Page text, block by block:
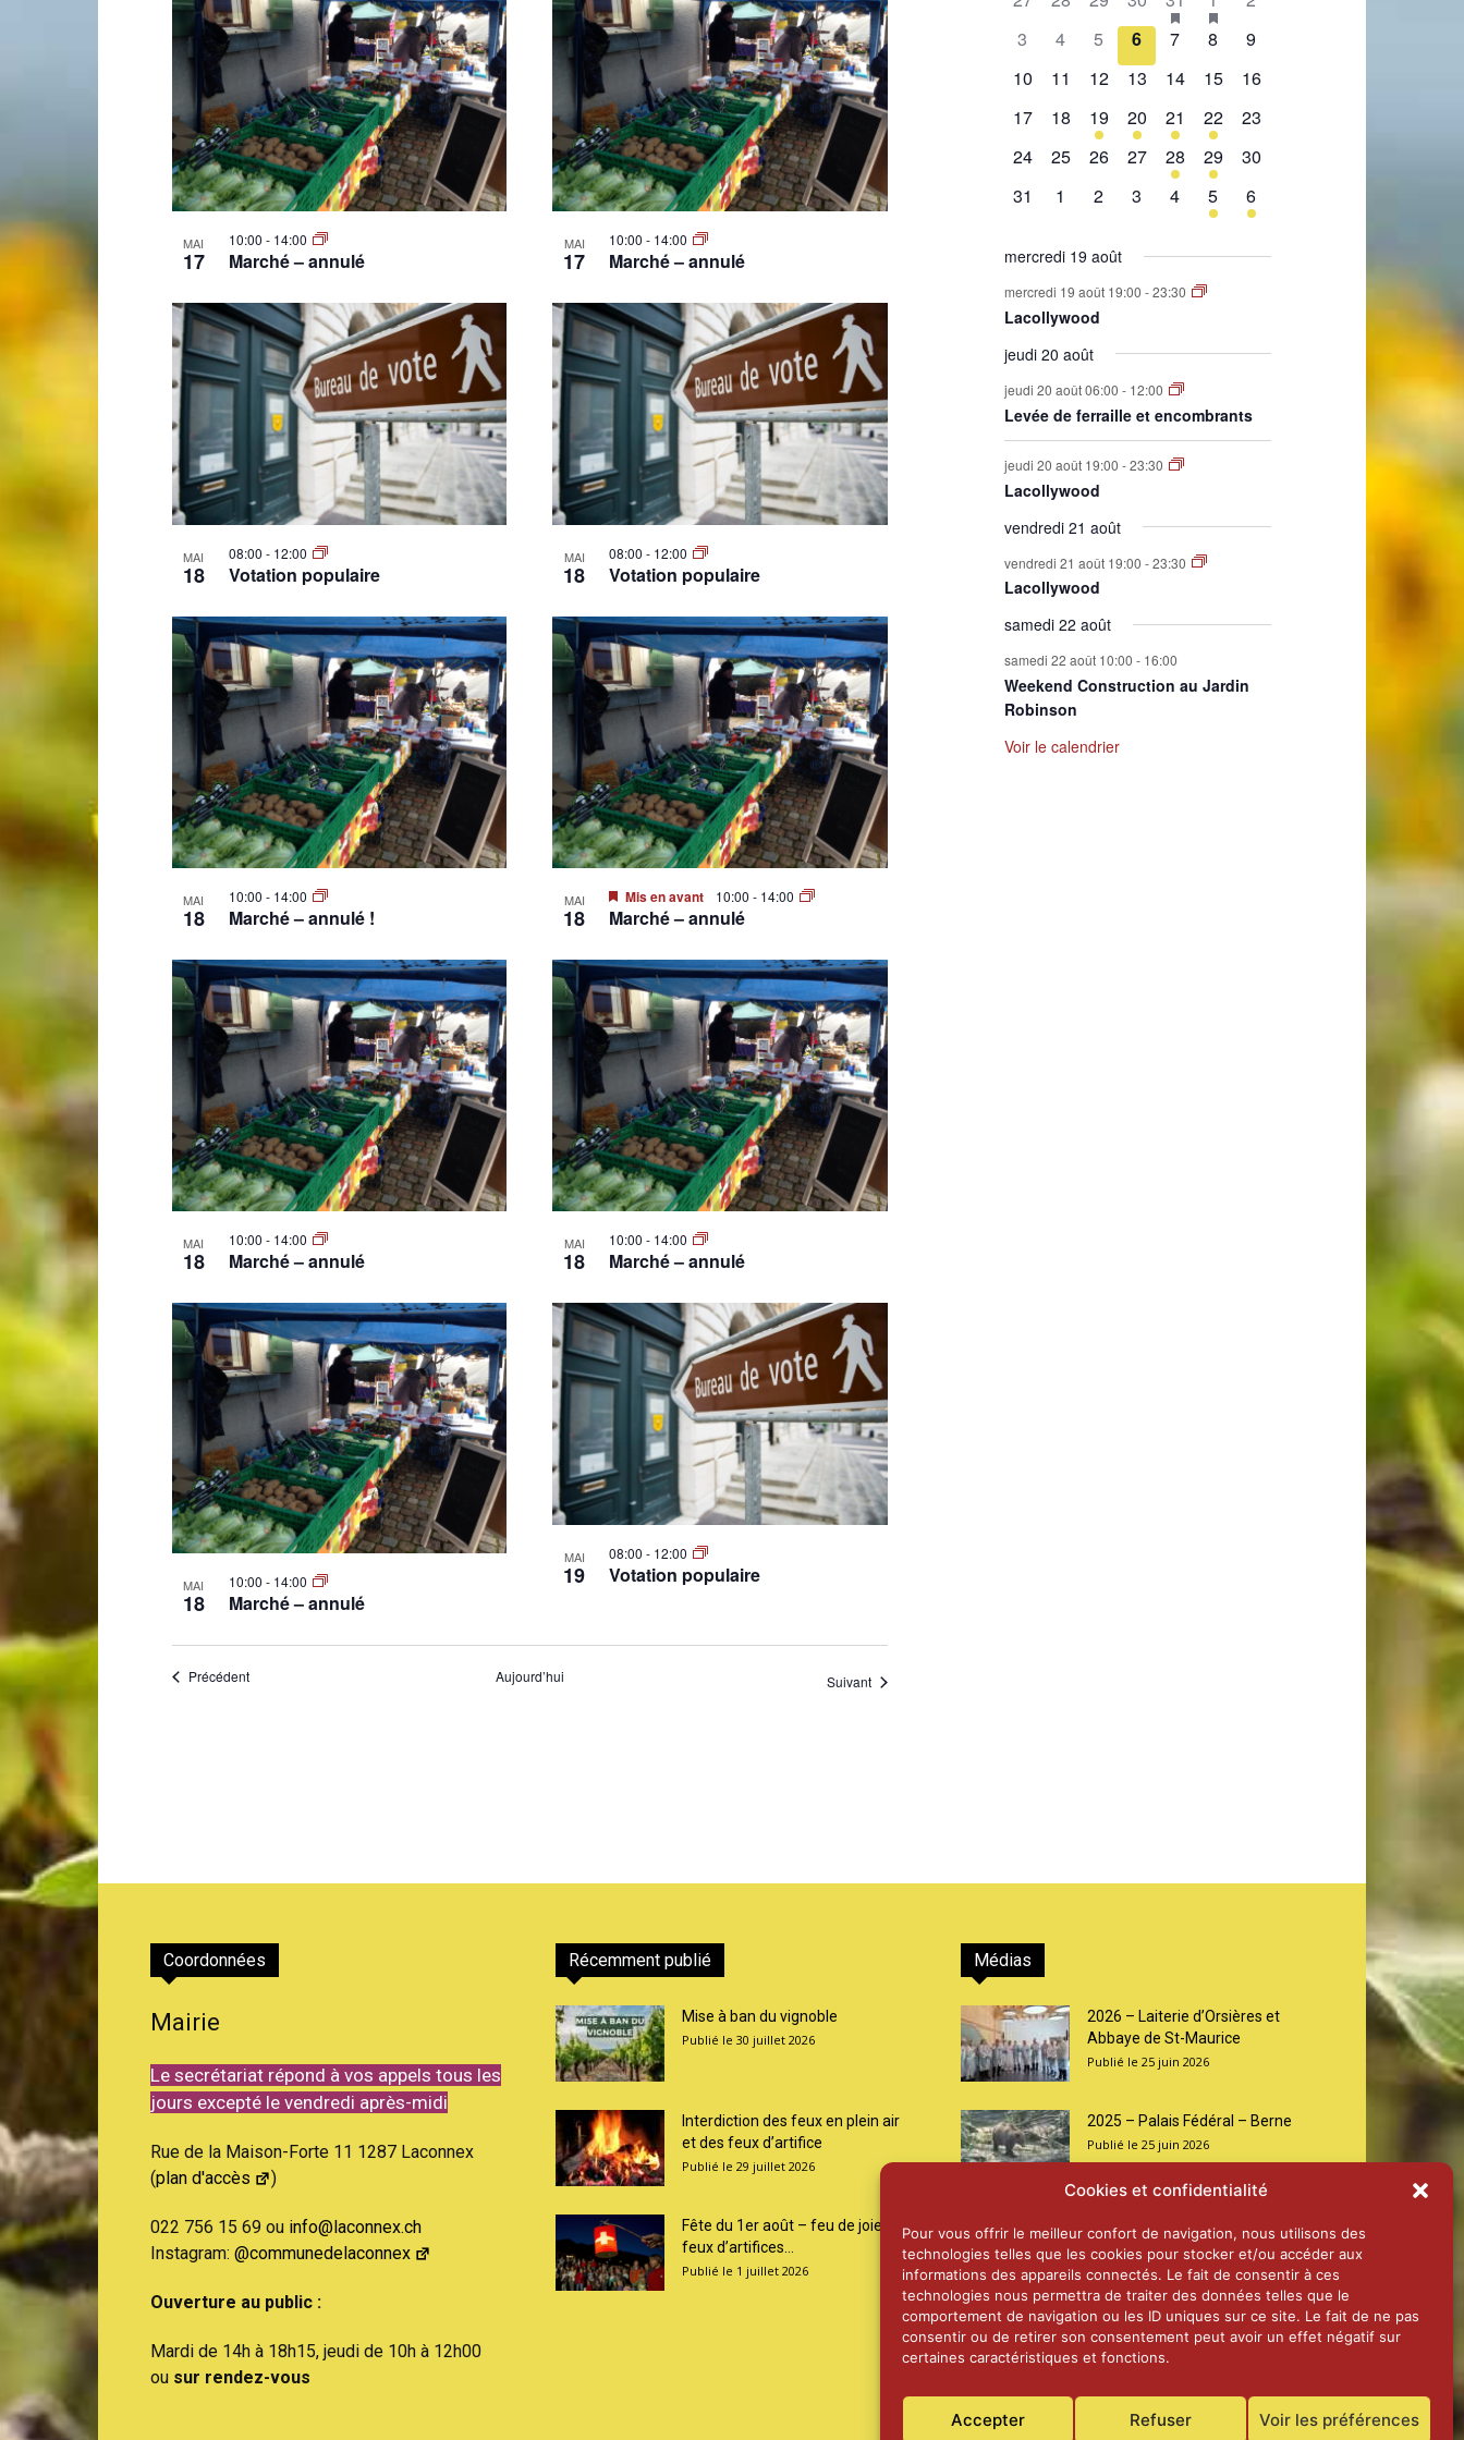
Cookies et confidentialité
Pour vous offrir le meilleur confort de navigation, nous utilisons des
technologies telles que les cookies pour stocker et/ou accéder aux
informations des appareils connectés. Le fait de consentir à ces
technologies nous permettra de traiter des données telles que le
comportement de navigation ou les ID uniques sur ce site. Le fait de ne pas
consentir ou de retirer son consentement peut avoir un effet négatif sur
certaines caractéristiques et fonctions.
Accepter Refuser Voir les préférences
MAI
17
10:00 - 14:00
Marché – annulé
MAI
17
10:00 - 14:00
Marché – annulé
MAI
18
08:00 - 12:00
Votation populaire
MAI
18
08:00 - 12:00
Votation populaire
MAI
18
10:00 - 14:00
Marché – annulé !
MAI
18
Mis en avant 10:00 - 14:00
Marché – annulé
MAI
18
10:00 - 14:00
Marché – annulé
MAI
18
10:00 - 14:00
Marché – annulé
MAI
18
10:00 - 14:00
Marché – annulé
MAI
19
08:00 - 12:00
Votation populaire
PrécédentÉvènements Aujourd’hui SuivantÉvènements
de
Évènements
évènement,évènement,
évènement,
évènement,évènements,
0
3
0
évènement,
4
0
évènement,
5
0
évènement,
6
0
7
0
8
0
9
0
10
0
11
0
12
0
13
0
14
0
15
0
16
0
évènement,
17
0
évènement,
18
1
évènement,
19
2
évènements,
20
1
évènement,
21
2
évènements,
22
0
23
0
24
0
25
0
évènement,
26
0
évènement,
27
1
évènement,
28
1
évènement,
29
0
30
0
31
0
1
0
2
0
évènement,
3
0
évènement,
4
1
évènement,
5
1
évènement,
6
mercredi 19 août
mercredi 19 août 19:00 -23:30
Lacollywood
jeudi 20 août
jeudi 20 août 06:00 - 12:00
Levée de ferraille et encombrants
jeudi 20 août 19:00 -23:30
Lacollywood
vendredi 21 août
vendredi 21 août 19:00 -23:30
Lacollywood
samedi 22 août
samedi 22 août 10:00 - 16:00
Weekend Construction au Jardin
Robinson
Voir le calendrier
Coordonnées
Mairie
Le secrétariat répond à vos appels tous les
jours excepté le vendredi après-midi
Rue de la Maison-Forte 11 1287 Laconnex
(plan d'accès )
022 756 15 69 ou info@laconnex.ch
Instagram: @communedelaconnex
Ouverture au public :
Mardi de 14h à 18h15, jeudi de 10h à 12h00
ou sur rendez-vous
Récemment publié
Mise à ban du vignoble
30 juillet 2026
Interdiction des feux en plein air
et des feux d’artifice
29 juillet 2026
Fête du 1er août – feu de joie et
feux d’artifices...
1 juillet 2026
Médias
2026 – Laiterie d’Orsières et
Abbaye de St-Maurice
25 juin 2026
2025 – Palais Fédéral – Berne
25 juin 2026
Aînés – Noël 2024
14 janvier 2025